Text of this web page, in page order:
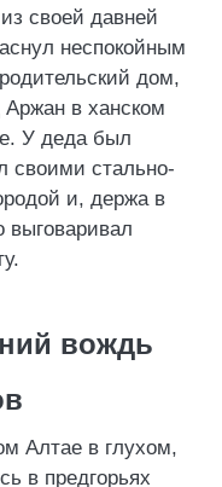
своей давней
неспокойным
дом,
Аржан в ханском
У деда был
своими стально-
и, держа в
выговаривал
вождь
Алтае в глухом,
в предгорьях